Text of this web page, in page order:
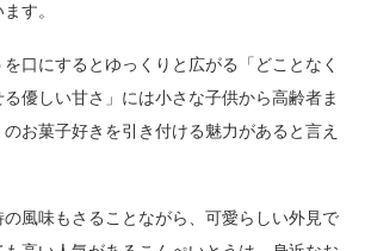
す。
口にするとゆっくりと広がる「どことなく
優しい甘さ」には小さな子供から高齢者ま
お菓子好きを引き付ける魅力があると言え
の風味もさることながら、可愛らしい外見で